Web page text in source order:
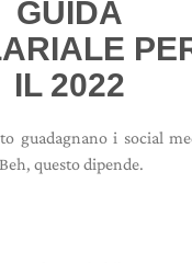
GUIDA
IL 2022
guadagnano i social
questo dipende.